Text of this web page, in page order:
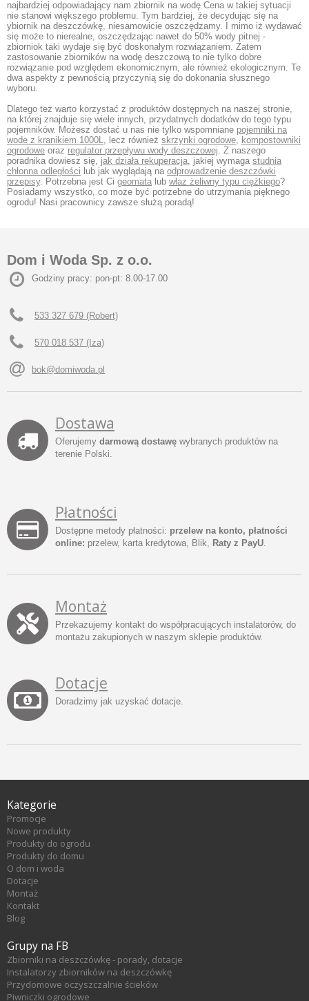
najbardziej odpowiadający nam zbiornik na wodę Cena w takiej sytuacji
nie stanowi większego problemu. Tym bardziej, że decydując się na
ybiornik na deszczówkę, niesamowicie oszczędzamy. I mimo iż wydawać
się może to nierealne, oszczędzając nawet do 50% wody pitnej -
zbiorniok taki wydaje się być doskonałym rozwiązaniem. Zatem
zastosowanie zbiorników na wodę deszczową to nie tylko dobre
rozwiązanie pod względem ekonomicznym, ale również ekologicznym. Te
dwa aspekty z pewnością przyczynią się do dokonania słusznego
wyboru.
Dlatego też warto korzystać z produktów dostępnych na naszej stronie,
na której znajduje się wiele innych, przydatnych dodatków do tego typu
pojemników. Możesz dostać u nas nie tylko wspomniane pojemniki na
wode z kranikiem 1000L, lecz również skrzynki ogrodowe, kompostowniki
ogrodowe oraz regulator przepływu wody deszczowej. Z naszego
poradnika dowiesz się, jak działa rekuperacja, jakiej wymaga studnia
chłonna odległości lub jak wyglądają na odprowadzenie deszczówki
przepisy. Potrzebna jest Ci geomata lub właz żeliwny typu ciężkiego?
Posiadamy wszystko, co może być potrzebne do utrzymania pięknego
ogrodu! Nasi pracownicy zawsze służą poradą!
Dom i Woda Sp. z o.o.
Godziny pracy: pon-pt: 8.00-17.00
533 327 679 (Robert)
570 018 537 (Iza)
bok@domiwoda.pl
Dostawa
Oferujemy darmową dostawę wybranych produktów na
terenie Polski.
Płatności
Dostępne metody płatności: przelew na konto, płatności
online: przelew, karta kredytowa, Blik, Raty z PayU.
Montaż
Przekazujemy kontakt do współpracujących instalatorów, do
montażu zakupionych w naszym sklepie produktów.
Dotacje
Doradzimy jak uzyskać dotacje.
Kategorie
Promocje
Nowe produkty
Produkty do ogrodu
Produkty do domu
O dom i woda
Dotacje
Montaż
Kontakt
Blog
Grupy na FB
Zbiorniki na deszczówkę - porady, dotacje
Instalatorzy zbiorników na deszczówkę
Przydomowe oczyszczalnie ścieków
Piwniczki ogrodowe